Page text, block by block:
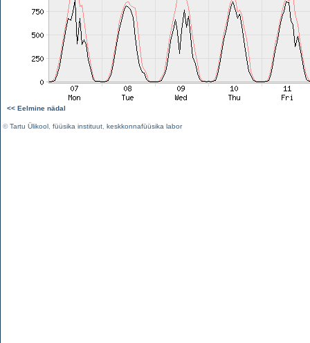
<< Eelmine nädal
©Tartu Ülikool füüsika instituut keskkonnafüüsika labor